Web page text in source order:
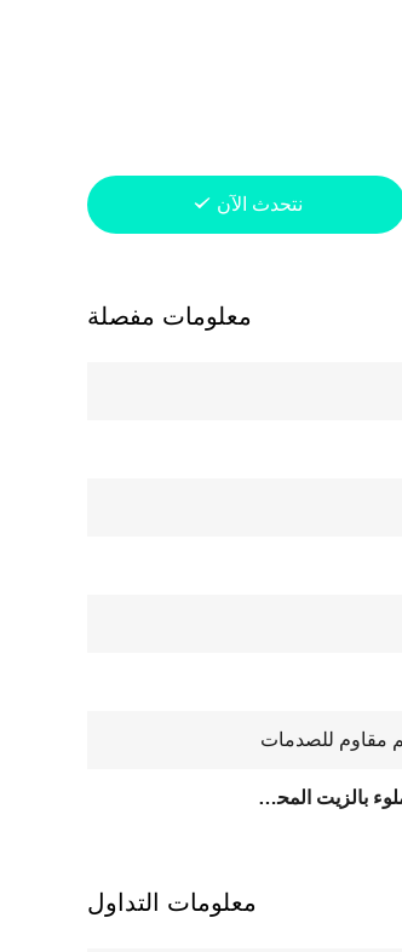
نتحدث الآن
معلومات مفصلة
مقاوم للصدمات
مقياس ضغط الهواء المملوء بالزيت المحوري
معلومات التداول